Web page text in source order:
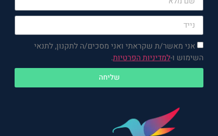
אני מאשר/ת שקראתי ואני מסכים/ה לתקנון, לתנאי
השימוש ו-למדיניות הפרטיות.
שליחה